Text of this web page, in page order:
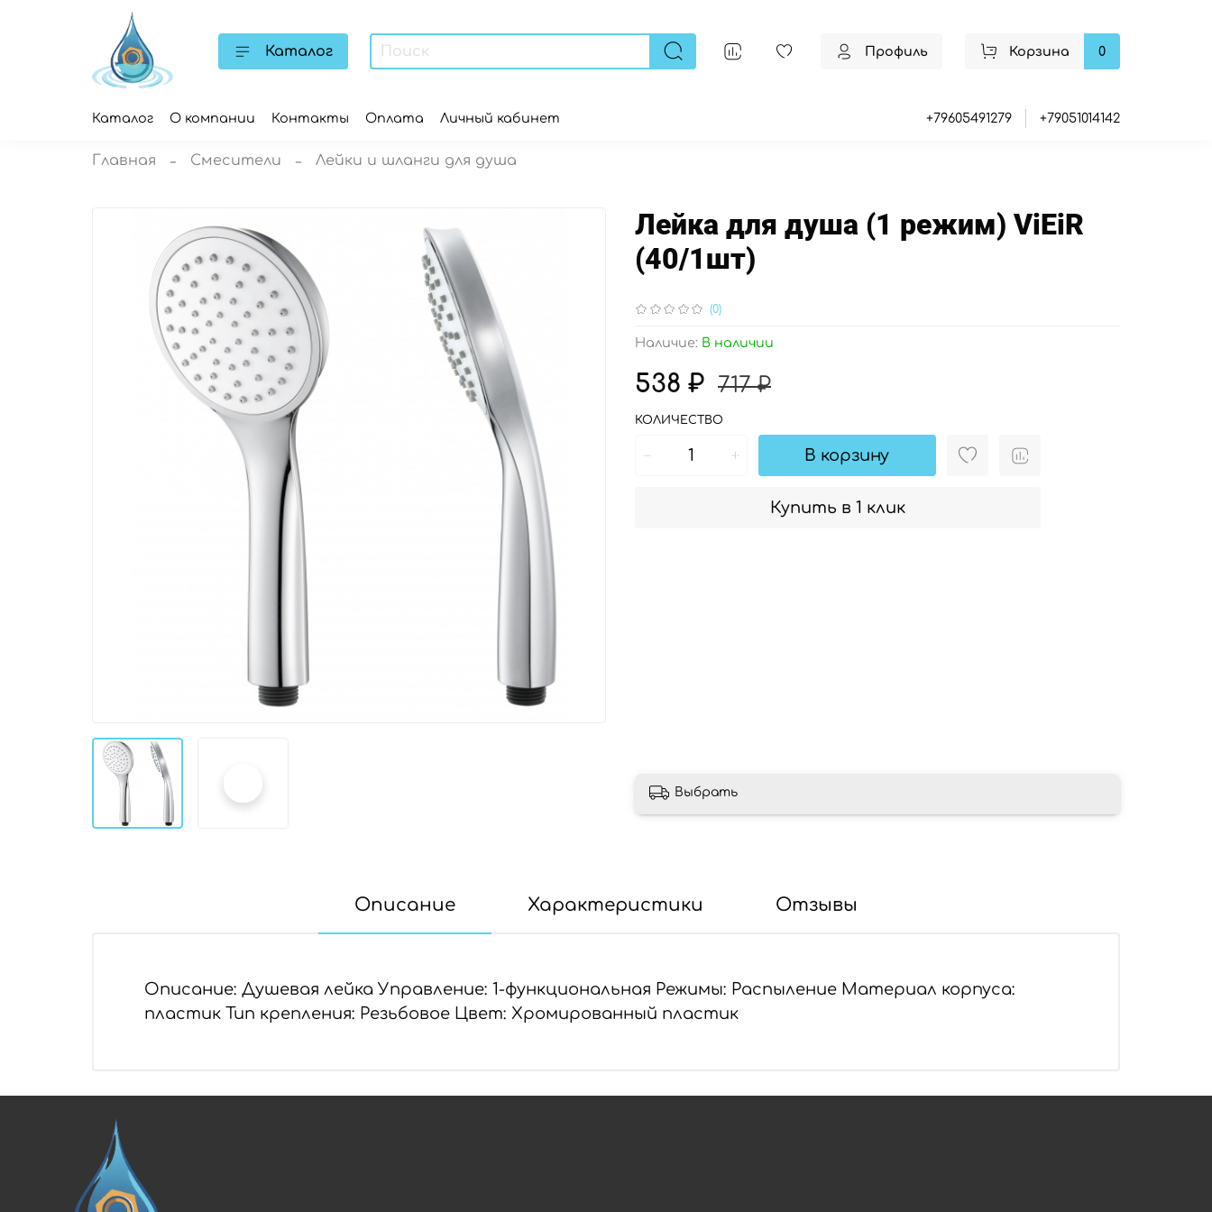
Каталог Профиль Корзина 0
Каталог О компании Контакты Оплата Личный кабинет +79605491279 +79051014142
Главная Смесители Лейки и шланги для душа
(0)
Наличие: В наличии
Лейка для душа (1 режим) ViEiR
(40/1шт)
538 ₽ 717 ₽
КОЛИЧЕСТВО
В корзину
Купить в 1 клик
Выбрать
Описание Характеристики Отзывы
Описание: Душевая лейка Управление: 1-функциональная Режимы: Распыление Материал корпуса:
пластик Тип крепления: Резьбовое Цвет: Хромированный пластик